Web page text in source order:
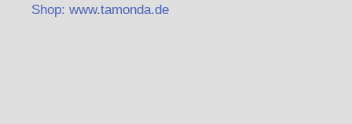
Shop: www.tamonda.de